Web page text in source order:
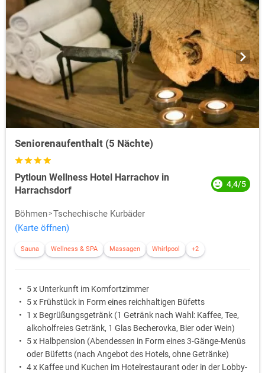
Seniorenaufenthalt (5 Nächte)
Pytloun Wellness Hotel Harrachov in
Harrachsdorf
4,4/5
Böhmen Tschechische Kurbäder
(Karte öffnen)
Sauna Wellness & SPA Massagen Whirlpool +2
5 x Unterkunft im Komfortzimmer
5 x Frühstück in Form eines reichhaltigen Büfetts
1 x Begrüßungsgetränk (1 Getränk nach Wahl: Kaffee, Tee,
alkoholfreies Getränk, 1 Glas Becherovka, Bier oder Wein)
5 x Halbpension (Abendessen in Form eines 3-Gänge-Menüs
oder Büfetts (nach Angebot des Hotels, ohne Getränke)
4 x Kaffee und Kuchen im Hotelrestaurant oder in der Lobby-